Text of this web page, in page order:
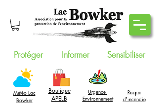
Protéger Informer Sensibiliser
Météo Lac
Bowker
Boutique
APELB
Urgence
Environnement
Risque
d'incendie